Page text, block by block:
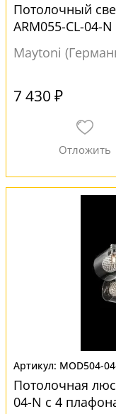
Потолочный
ARM055-CL-04-
Maytoni
7 430 ₽
MOD504-
Потолочная
04-N с 4